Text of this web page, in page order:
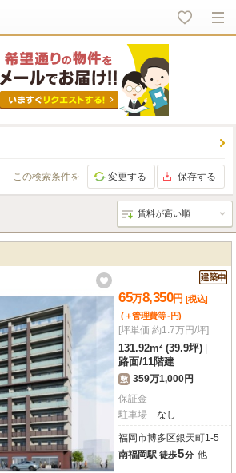
この検索条件を 変更する 保存する
65万8,350円 [税込]
(＋管理費等-円)
[坪単価 約1.7万円/坪]
131.92m² (39.9坪)
路面/11階建
敷 359万1,000円
保証金
－
駐車場
なし
福岡市博多区銀天町1-5
南福岡駅 徒歩5分 他